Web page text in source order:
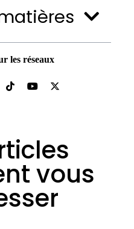
les réseaux
vous